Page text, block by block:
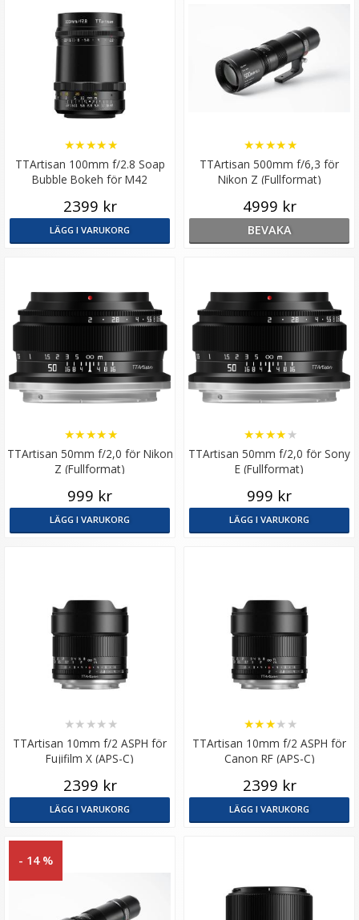
TTArtisan 100mm f/2.8 Soap
Bubble Bokeh för M42
★★★★★
2399 kr
LÄGG I VARUKORG
TTArtisan 500mm f/6,3 för
Nikon Z (Fullformat)
★★★★★
4999 kr
BEVAKA
TTArtisan 50mm f/2,0 för Nikon
Z (Fullformat)
★★★★★
999 kr
LÄGG I VARUKORG
TTArtisan 50mm f/2,0 för Sony
E (Fullformat)
★★★★ ★
999 kr
LÄGG I VARUKORG
TTArtisan 10mm f/2 ASPH för
Fujifilm X (APS-C)
★★ ★★ ★
2399 kr
LÄGG I VARUKORG
TTArtisan 10mm f/2 ASPH för
Canon RF (APS-C)
★★★★ ★
2399 kr
LÄGG I VARUKORG
- 14 %